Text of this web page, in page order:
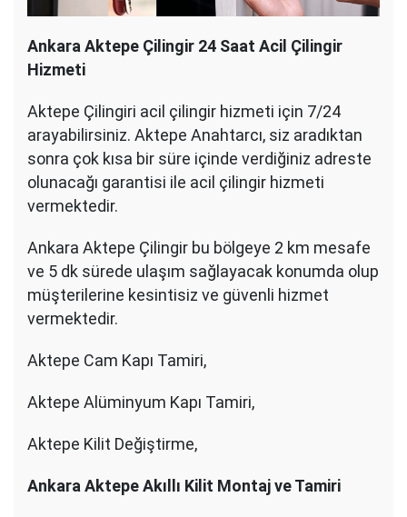
Ankara Aktepe Çilingir 24 Saat Acil Çilingir
Hizmeti
Aktepe Çilingiri acil çilingir hizmeti için 7/24
arayabilirsiniz. Aktepe Anahtarcı, siz aradıktan
sonra çok kısa bir süre içinde verdiğiniz adreste
olunacağı garantisi ile acil çilingir hizmeti
vermektedir.
Ankara Aktepe Çilingir bu bölgeye 2 km mesafe
ve 5 dk sürede ulaşım sağlayacak konumda olup
müşterilerine kesintisiz ve güvenli hizmet
vermektedir.
Aktepe Cam Kapı Tamiri,
Aktepe Alüminyum Kapı Tamiri,
Aktepe Kilit Değiştirme,
Ankara Aktepe Akıllı Kilit Montaj ve Tamiri